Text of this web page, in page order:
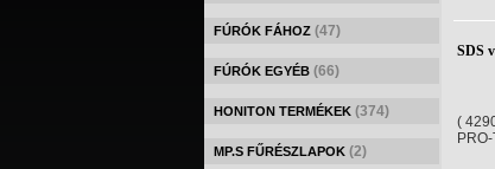
FÚRÓK FÁHOZ (47)
FÚRÓK EGYÉB (66)
HONITON TERMÉKEK (374)
MP.S FŰRÉSZLAPOK (2)
SDS
(